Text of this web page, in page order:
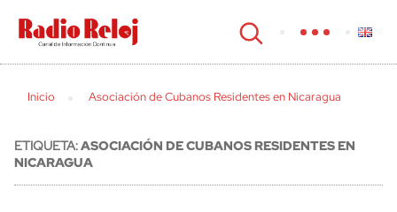
cerrar
Inicio Asociación de Cubanos Residentes en Nicaragua
ETIQUETA:ASOCIACIÓN DE CUBANOS RESIDENTES EN
NICARAGUA